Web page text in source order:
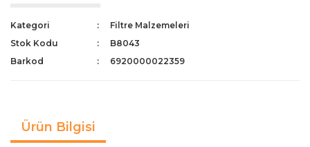
Kategori
Filtre Malzemeleri
Stok Kodu
B8043
Barkod
6920000022359
Ürün Bilgisi